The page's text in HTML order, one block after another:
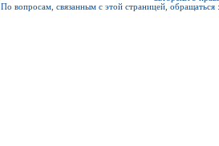
По вопросам, связанным с этой страницей, обращаться :